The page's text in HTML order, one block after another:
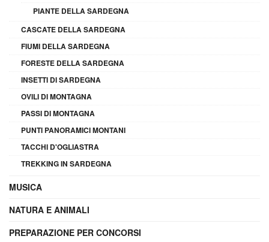
PIANTE DELLA SARDEGNA
CASCATE DELLA SARDEGNA
FIUMI DELLA SARDEGNA
FORESTE DELLA SARDEGNA
INSETTI DI SARDEGNA
OVILI DI MONTAGNA
PASSI DI MONTAGNA
PUNTI PANORAMICI MONTANI
TACCHI D'OGLIASTRA
TREKKING IN SARDEGNA
MUSICA
NATURA E ANIMALI
PREPARAZIONE PER CONCORSI